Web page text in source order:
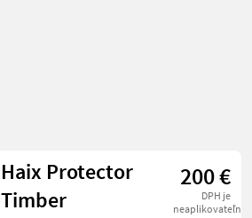
Haix Protector
Timber
200 €
DPH je
neaplikovateľné